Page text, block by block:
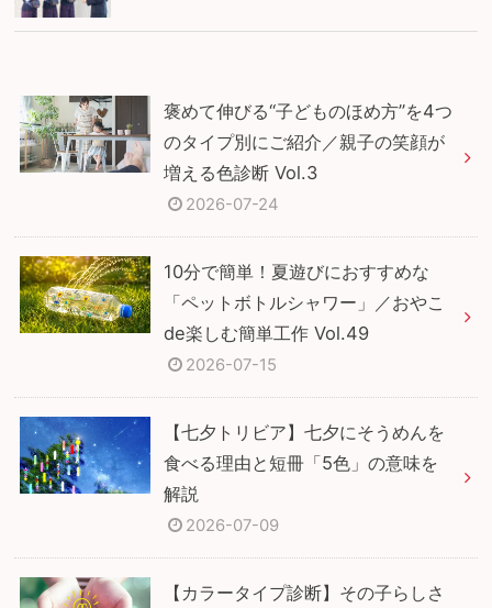
褒めて伸びる“子どものほめ方”を4つ
のタイプ別にご紹介／親子の笑顔が
増える色診断 Vol.3
2026-07-24
10分で簡単！夏遊びにおすすめな
「ペットボトルシャワー」／おやこ
de楽しむ簡単工作 Vol.49
2026-07-15
【七夕トリビア】七夕にそうめんを
食べる理由と短冊「5色」の意味を
解説
2026-07-09
【カラータイプ診断】その子らしさ